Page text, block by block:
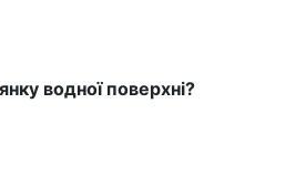
водної поверхні?